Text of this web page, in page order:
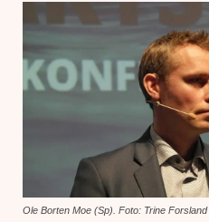
Ole Borten Moe (Sp). Foto: Trine Forsland